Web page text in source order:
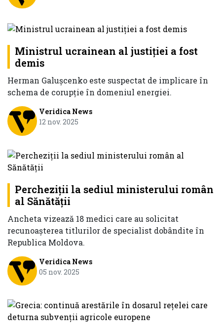
Ministrul ucrainean al justiției a fost
demis
Herman Galuşcenko este suspectat de implicare în
schema de corupție în domeniul energiei.
Veridica News
12 nov. 2025
Percheziții la sediul ministerului român
al Sănătăţii
Ancheta vizează 18 medici care au solicitat
recunoaşterea titlurilor de specialist dobândite în
Republica Moldova.
Veridica News
05 nov. 2025